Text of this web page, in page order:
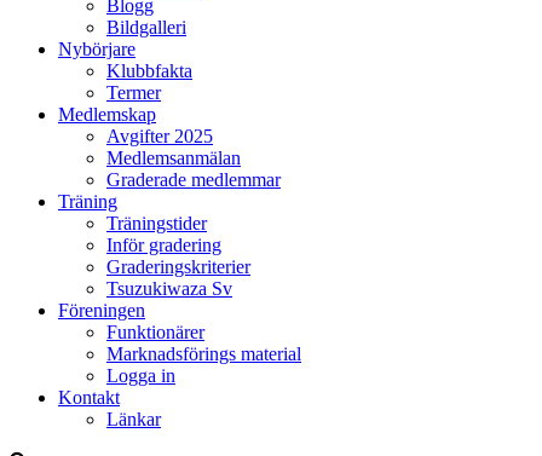
Blogg
Bildgalleri
Nybörjare
Klubbfakta
Termer
Medlemskap
Avgifter 2025
Medlemsanmälan
Graderade medlemmar
Träning
Träningstider
Inför gradering
Graderingskriterier
Tsuzukiwaza Sv
Föreningen
Funktionärer
Marknadsförings material
Logga in
Kontakt
Länkar